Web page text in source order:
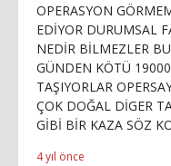
OPERASYON
EDİYOR DURUMSAL
NEDİR BİLMEZLER
GÜNDEN KÖTÜ
TAŞIYORLAR
ÇOK DOĞAL DİGER
GİBİ BİR KAZA SÖZ
4 yıl önce